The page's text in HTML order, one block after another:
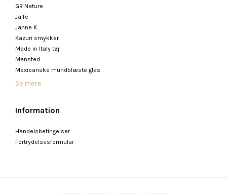
GR Nature
Jalfe
Janne K
Kazuri smykker
Made in Italy tøj
Mansted
Mexicanske mundblæste glas
Se mere
Information
Handelsbetingelser
Fortrydelsesformular